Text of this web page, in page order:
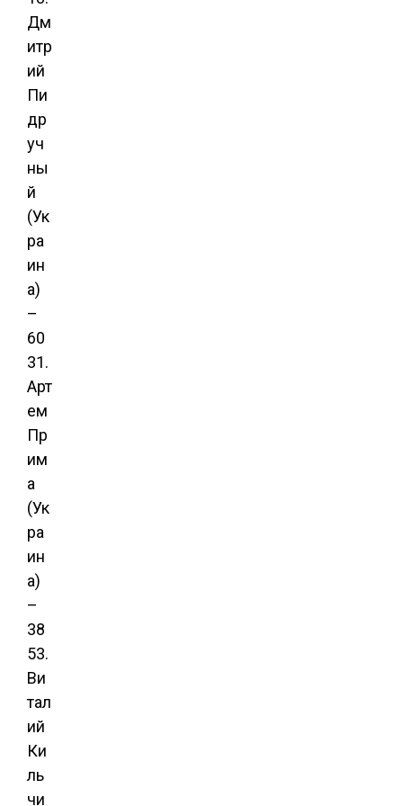
Дм
итр
ий
Пи
др
уч
ны
й
(Ук
ра
ин
а)
–
60
31.
Арт
ем
Пр
им
а
(Ук
ра
ин
а)
–
38
53.
Ви
тал
ий
Ки
ль
чи